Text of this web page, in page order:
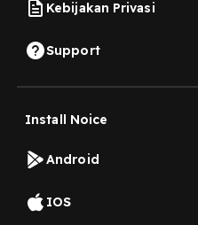
Kebijakan Privasi
Support
Install Noice
Android
IOS